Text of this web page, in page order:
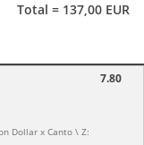
Total = 137,00 EUR
Dollar x Canto \ Z:
7.80